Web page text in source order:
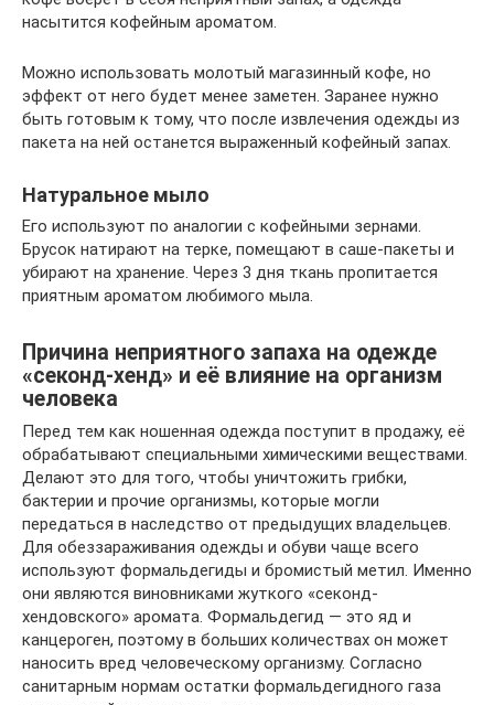
насытится кофейным ароматом.
Можно использовать молотый магазинный кофе, но
эффект от него будет менее заметен. Заранее нужно
быть готовым к тому, что после извлечения одежды из
пакета на ней останется выраженный кофейный запах.
Натуральное мыло
Его используют по аналогии с кофейными зернами.
Брусок натирают на терке, помещают в саше-пакеты и
убирают на хранение. Через 3 дня ткань пропитается
приятным ароматом любимого мыла.
Причина неприятного запаха на одежде
«секонд-хенд» и её влияние на организм
человека
Перед тем как ношенная одежда поступит в продажу, её
обрабатывают специальными химическими веществами.
Делают это для того, чтобы уничтожить грибки,
бактерии и прочие организмы, которые могли
передаться в наследство от предыдущих владельцев.
Для обеззараживания одежды и обуви чаще всего
используют формальдегиды и бромистый метил. Именно
они являются виновниками жуткого «секонд-
хендовского» аромата. Формальдегид — это яд и
канцероген, поэтому в больших количествах он может
наносить вред человеческому организму. Согласно
санитарным нормам остатки формальдегидного газа